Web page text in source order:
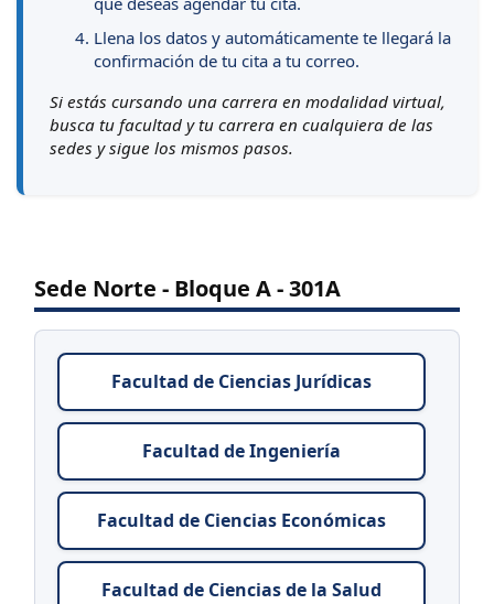
Llena los datos y automáticamente te llegará la
confirmación de tu cita a tu correo.
Si estás cursando una carrera en modalidad virtual,
busca tu facultad y tu carrera en cualquiera de las
sedes y sigue los mismos pasos.
Sede Norte - Bloque A - 301A
Facultad de Ciencias Jurídicas
Facultad de Ingeniería
Facultad de Ciencias Económicas
Facultad de Ciencias de la Salud